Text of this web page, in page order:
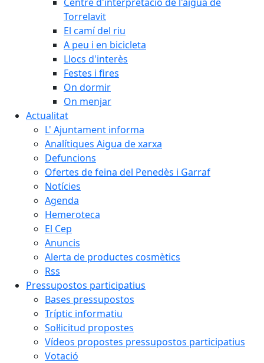
Torrelavit
El camí del riu
A peu i en bicicleta
Llocs d'interès
Festes i fires
On dormir
On menjar
Actualitat
L' Ajuntament informa
Analítiques Aigua de xarxa
Defuncions
Ofertes de feina del Penedès i Garraf
Notícies
Agenda
Hemeroteca
El Cep
Anuncis
Alerta de productes cosmètics
Rss
Pressupostos participatius
Bases pressupostos
Tríptic informatiu
Sol·licitud propostes
Vídeos propostes pressupostos participatius
Votació